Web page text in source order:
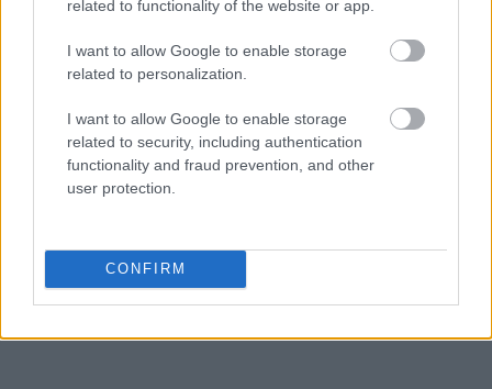
related to functionality of the website or app.
I want to allow Google to enable storage
related to personalization.
I want to allow Google to enable storage
related to security, including authentication
functionality and fraud prevention, and other
user protection.
CONFIRM
Ακολουθήστε τοinsider.gr στο Google News